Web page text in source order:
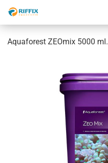
Aquaforest ZEOmix 5000 ml.